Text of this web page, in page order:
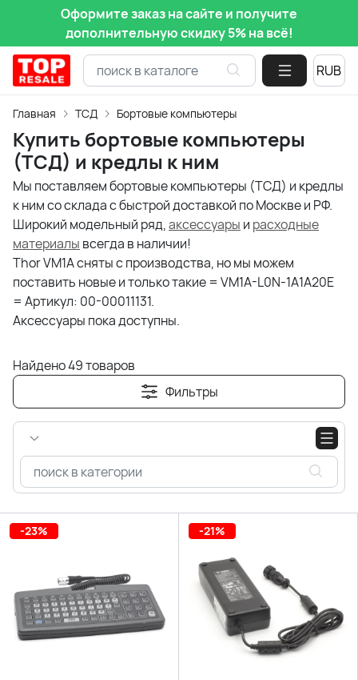
Оформите заказ на сайте и получите
дополнительную скидку 5% на всё!
Главная ТСД Бортовые компьютеры
Купить бортовые компьютеры
(ТСД) и кредлы к ним
Мы поставляем бортовые компьютеры (ТСД) и кредлы
к ним со склада с быстрой доставкой по Москве и РФ.
Широкий модельный ряд,аксессуары и расходные
материалы всегда в наличии!
Thor VM1A cняты с производства, но мы можем
поставить новые и только такие = VM1A-L0N-1A1A20E
= Артикул: 00-00011131.
Аксессуары пока доступны.
Найдено 49 товаров
Фильтры
-23% -21%